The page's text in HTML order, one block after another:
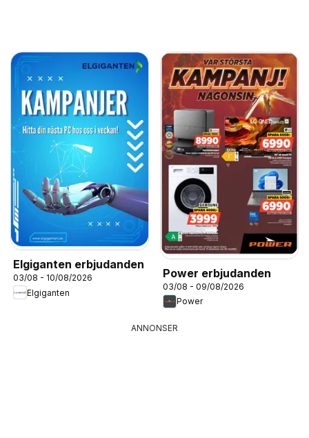
Elgiganten erbjudanden
03/08 - 10/08/2026
Elgiganten
Power erbjudanden
03/08 - 09/08/2026
Power
ANNONSER